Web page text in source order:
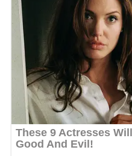
Noah mengatakan kegiatan
terdapat desa dan
penginputan data Prodeskel
Menurutnya kondisi
kemampuan teknis operator
petugas di sejumlah desa
Maka itu mengatasi
mengembangkan inovasi
Desa/Kelurahan yang